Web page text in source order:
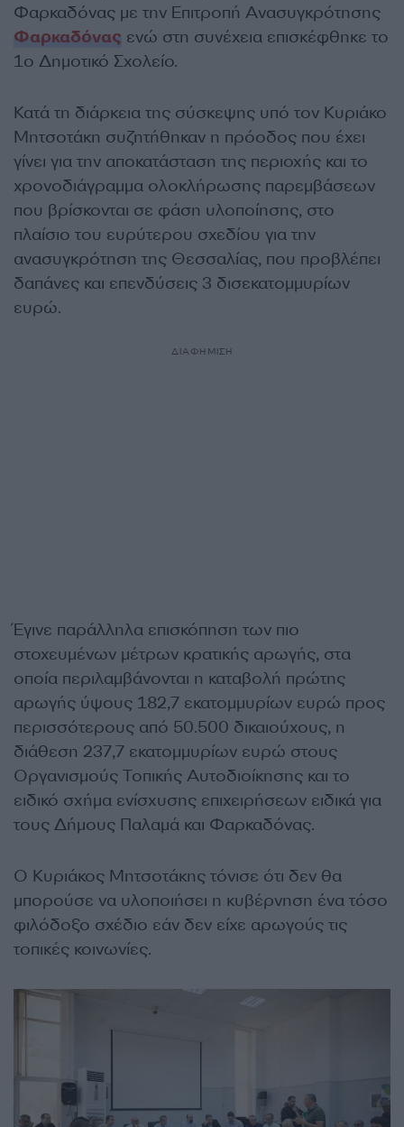
Φαρκαδόνας με την Επιτροπή Ανασυγκρότησης
Φαρκαδόνας ενώ στη συνέχεια επισκέφθηκε το
1ο Δημοτικό Σχολείο.
Κατά τη διάρκεια της σύσκεψης υπό τον Κυριάκο
Μητσοτάκη συζητήθηκαν η πρόοδος που έχει
γίνει για την αποκατάσταση της περιοχής και το
χρονοδιάγραμμα ολοκλήρωσης παρεμβάσεων
που βρίσκονται σε φάση υλοποίησης, στο
πλαίσιο του ευρύτερου σχεδίου για την
ανασυγκρότηση της Θεσσαλίας, που προβλέπει
δαπάνες και επενδύσεις 3 δισεκατομμυρίων
ευρώ.
ΔΙΑΦΗΜΙΣΗ
Έγινε παράλληλα επισκόπηση των πιο
στοχευμένων μέτρων κρατικής αρωγής, στα
οποία περιλαμβάνονται η καταβολή πρώτης
αρωγής ύψους 182,7 εκατομμυρίων ευρώ προς
περισσότερους από 50.500 δικαιούχους, η
διάθεση 237,7 εκατομμυρίων ευρώ στους
Οργανισμούς Τοπικής Αυτοδιοίκησης και το
ειδικό σχήμα ενίσχυσης επιχειρήσεων ειδικά για
τους Δήμους Παλαμά και Φαρκαδόνας.
Ο Κυριάκος Μητσοτάκης τόνισε ότι δεν θα
μπορούσε να υλοποιήσει η κυβέρνηση ένα τόσο
φιλόδοξο σχέδιο εάν δεν είχε αρωγούς τις
τοπικές κοινωνίες.